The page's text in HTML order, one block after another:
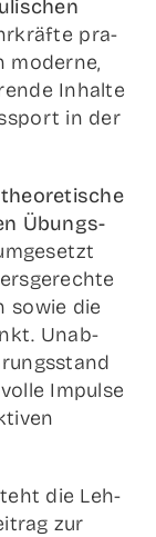
pra­
moder­ne,
Inhal­te
in der
theo­re­ti­sche
Übungs­
sowie die
Unab­
Impul­se
die Leh­
zur